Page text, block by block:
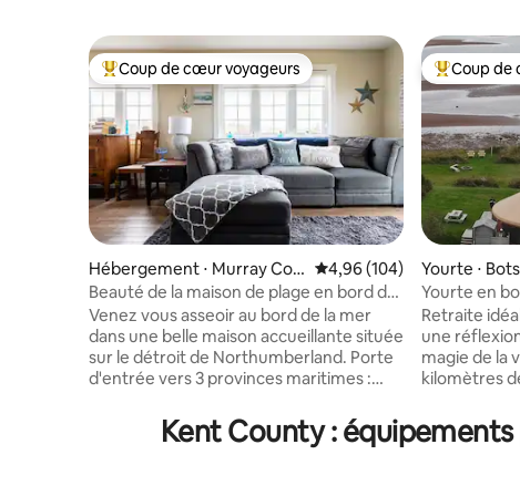
Coups de cœur voyageurs les plus appréciés
Coup de cœur voyageurs
Hébergement ⋅ Murray Cor
ner
Évaluation moyenne sur
4,96 (104)
Beauté de la maison de plage en bord de
mer
Venez vous asseoir au bord de la mer
dans une belle maison accueillante située
sur le détroit de Northumberland. Porte
d'entrée vers 3 provinces maritimes :
20 minutes de la Nouvelle-Écosse et
30 minutes de la baie de Fundy ! Laissez-
Coups de
Coup de
Yourte ⋅
Yourte en
plage !
Retraite
une réflexion
magie de la
kilomètres
de certaines
au nord de
Kent County :